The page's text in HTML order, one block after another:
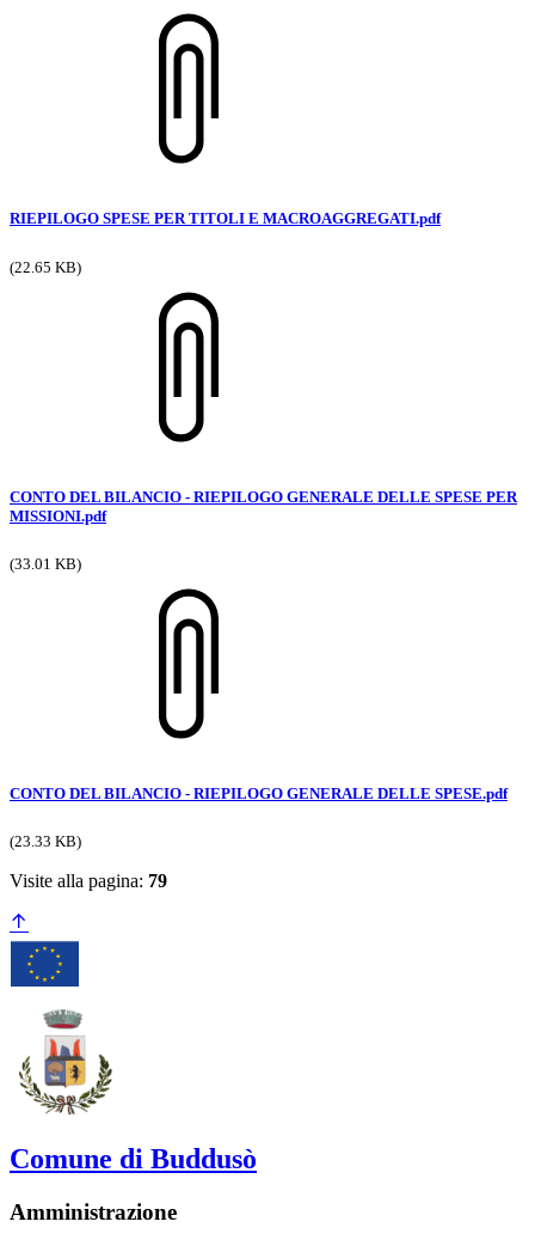
RIEPILOGO SPESE PER TITOLI E MACROAGGREGATI.pdf
(22.65 KB)
CONTO DEL BILANCIO - RIEPILOGO GENERALE DELLE SPESE PER
MISSIONI.pdf
(33.01 KB)
CONTO DEL BILANCIO - RIEPILOGO GENERALE DELLE SPESE.pdf
(23.33 KB)
Visite alla pagina: 79
Comune di Buddusò
Amministrazione